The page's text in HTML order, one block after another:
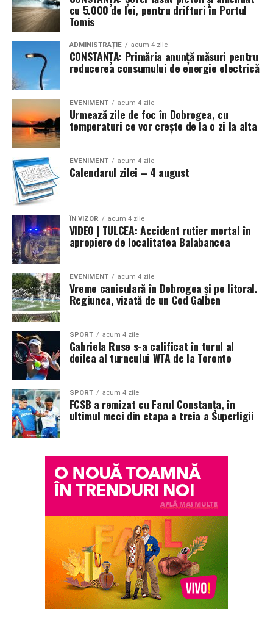
implementare.
Prin Eyes-Shut, partenerii proiectului transmit un mesaj
clar:incluziunea nu este un concept abstract și nu
aparține doar unor grupuri specifice , ci poate fi
construită prin experiențe simple, autentice și
replicabile, care îi implică pe toți membrii comunității.
Proiectul Eyes-Shut se încheie oficial, însă impactul său
continuă prin comunitățile implicate și prin resursele
puse la dispoziția publicului, invitând organizațiile și
instituțiile interesate să ducă mai departe acest tip de
experiență în propriile contexte locale.
Pentru informații suplimentare despre proiect și
rezultate:
http://eyes-shut.forzajuniorcostuleni.ro
acsfjc@gmail.com
cu 5.000 de lei, pentru drifturi în Portul
Tomis
ADMINISTRAȚIE acum 4 zile
CONSTANȚA: Primăria anunță măsuri pentru
reducerea consumului de energie electrică
EVENIMENT acum 4 zile
Urmează zile de foc în Dobrogea, cu
temperaturi ce vor crește de la o zi la alta
EVENIMENT acum 4 zile
Calendarul zilei – 4 august
ÎN VIZOR acum 4 zile
VIDEO | TULCEA: Accident rutier mortal în
apropiere de localitatea Balabancea
EVENIMENT acum 4 zile
Vreme caniculară în Dobrogea și pe litoral.
Regiunea, vizată de un Cod Galben
SPORT acum 4 zile
Gabriela Ruse s-a calificat în turul al
doilea al turneului WTA de la Toronto
SPORT acum 4 zile
FCSB a remizat cu Farul Constanța, în
ultimul meci din etapa a treia a Superligii